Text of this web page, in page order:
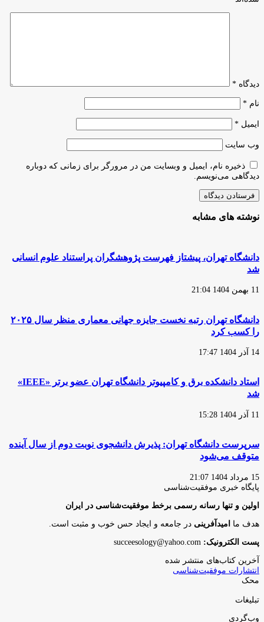
پر
دیدگاه *
نام *
ایمیل *
وب‌ سایت
ذخیره نام، ایمیل و وبسایت من در مرورگر برای زمانی که دوباره
دیدگاهی می‌نویسم.
نوشته های مشابه
دانشگاه تهران، پیشتاز فهرست پژوهشگران پراستناد علوم انسانی
شد
11 بهمن 1404 21:04
دانشگاه تهران رتبه نخست جایزه جهانی معماری منظر سال ۲۰۲۵
را کسب کرد
14 آذر 1404 17:47
استاد دانشکده برق و کامپیوتر دانشگاه تهران عضو برتر «IEEE»
شد
11 آذر 1404 15:28
سرپرست دانشگاه تهران: پذیرش دانشجوی نوبت دوم از سال آینده
متوقف می‌شود
15 مرداد 1404 21:07
پایگاه‌ خبری موفقیت‌شناسی
اولین و تنها رسانه رسمی برخط موفقیت‌شناسی در ایران
هدف ما امیدآفرینی در جامعه و ایجاد حس خوب و مثبت است.
پست الکترونیک:
آخرین کتاب‌های منتشر شده
انتشارات موفقیت‌شناسی
محک
تبلیغات
وب‌گردی